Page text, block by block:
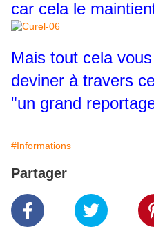
car cela le
Mais tout cela
deviner à travers
"un grand
#Informations
Partager